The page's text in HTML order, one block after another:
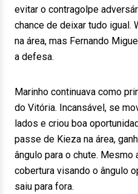
evitar o contragolpe
chance de deixar tudo igual.
na área, mas Fernando
a defesa.
Marinho continuava como
do Vitória. Incansável, se
lados e criou boa
passe de Kieza na área,
ângulo para o chute.
cobertura visando o ângulo
saiu para fora.